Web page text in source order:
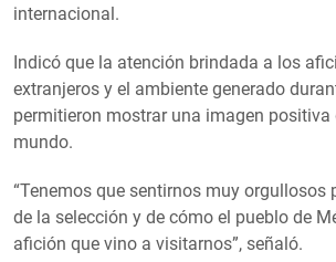
internacional.
Indicó que la atención brindada a los
extranjeros y el ambiente generado
permitieron mostrar una imagen positiva
mundo.
“Tenemos que sentirnos muy orgullosos
de la selección y de cómo el pueblo de
afición que vino a visitarnos”, señaló.